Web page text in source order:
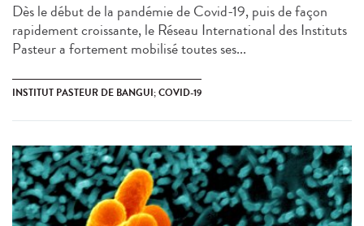
Dès le début de la pandémie de Covid-19, puis de façon
rapidement croissante, le Réseau International des Instituts
Pasteur a fortement mobilisé toutes ses...
INSTITUT PASTEUR DE BANGUI; COVID-19